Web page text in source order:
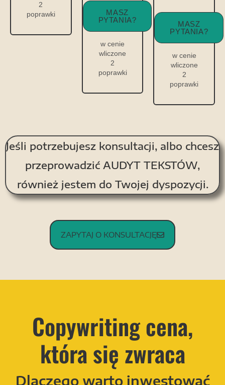
2
poprawki
MASZ
PYTANIA?
w cenie
wliczone
2
poprawki
MASZ
PYTANIA?
w cenie
wliczone
2
poprawki
Jeśli potrzebujesz konsultacji, albo chcesz
przeprowadzić AUDYT TEKSTÓW,
również jestem do Twojej dyspozycji.
ZAPYTAJ O KONSULTACJĘ
Copywriting cena,
która się zwraca
Dlaczego warto inwestować